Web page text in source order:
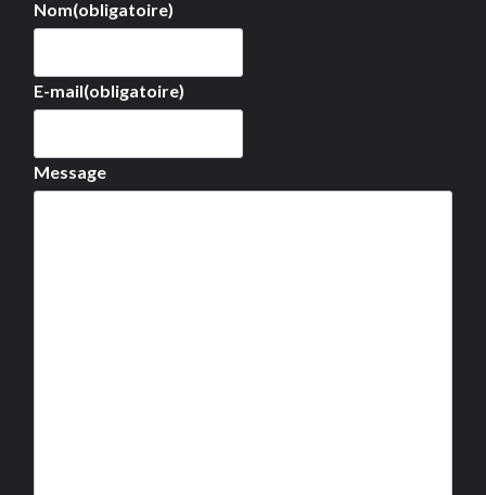
Nom(obligatoire)
E-mail(obligatoire)
Message